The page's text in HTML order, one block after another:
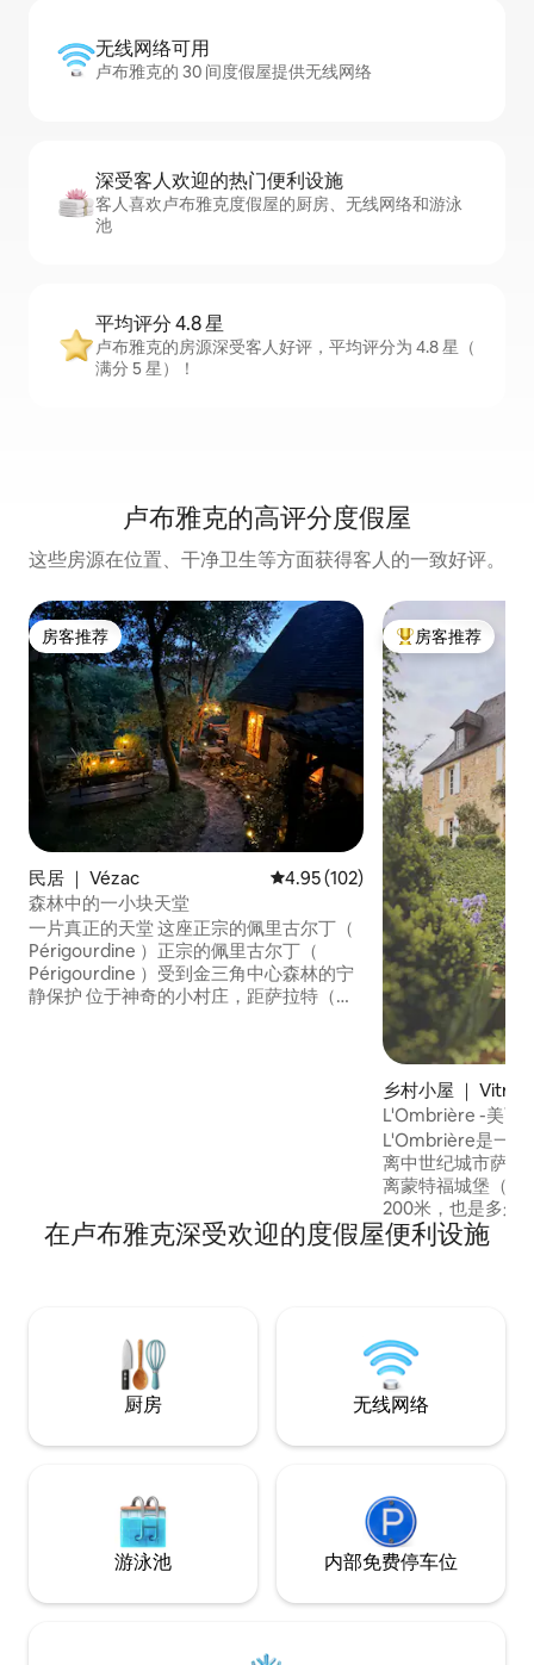
无线网络可用
卢布雅克的 30 间度假屋提供无线网络
深受客人欢迎的热门便利设施
客人喜欢卢布雅克度假屋的厨房、无线网络和游泳
池
平均评分 4.8 星
卢布雅克的房源深受客人好评，平均评分为 4.8 星（
满分 5 星）！
卢布雅克的高评分度假屋
这些房源在位置、干净卫生等方面获得客人的一致好评。
房客推荐
房客推荐
民居 ｜ Vézac 平均评分 4.95 分（满分 5 分），
4.95 (102)
森林中的一小块天堂
一片真正的天堂 这座正宗的佩里古尔丁（
Périgourdine ）正宗的佩里古尔丁（
Périgourdine ）受到金三角中心森林的宁
静保护 位于神奇的小村庄，距萨拉特（
热门「房客推荐」
房客推荐
乡村小屋 ｜ Vitrac
L'Ombrière -美丽
L'Ombrière是一座
离中世纪城市萨拉
离蒙特福城堡（
200米，也是多尔
庄。 多尔多涅谷（ Dordogne Valley ）的
美丽全景，靠近河
在卢布雅克深受欢迎的度假屋便利设施
厨房 无线网络
游泳池 内部免费停车位